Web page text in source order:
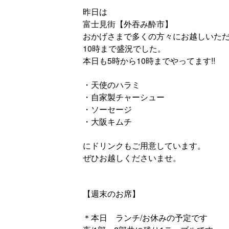
昨日は
富士見街【外吞み酔市】
おかげさまで多くの方々にお越しいた
10時まで盛況でした。
本日も5時から10時までやってます!!
・天使のハラミ
・自家製チャーシュー
・ソーセージ
・大阪キムチ
にドリンクもご用意しています。
ぜひお越しくださいませ。
【週末のお席】
＊本日 ランチ/お休みの予定です